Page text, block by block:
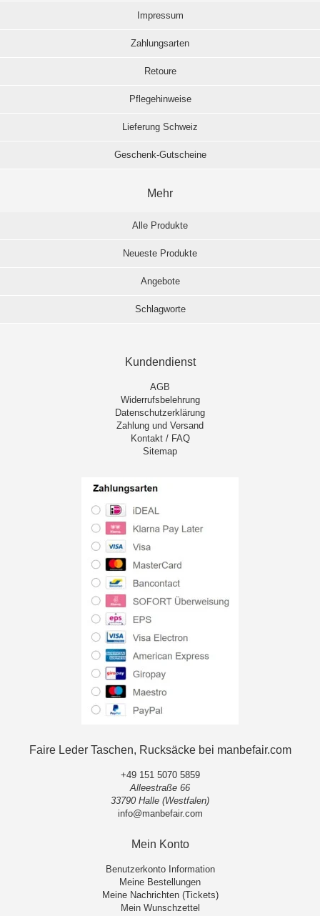
Impressum
Zahlungsarten
Retoure
Pflegehinweise
Lieferung Schweiz
Geschenk-Gutscheine
Mehr
Alle Produkte
Neueste Produkte
Angebote
Schlagworte
Kundendienst
AGB
Widerrufsbelehrung
Datenschutzerklärung
Zahlung und Versand
Kontakt / FAQ
Sitemap
Faire Leder Taschen, Rucksäcke bei manbefair.com
+49 151 5070 5859
Alleestraße 66
33790 Halle (Westfalen)
info@manbefair.com
Mein Konto
Benutzerkonto Information
Meine Bestellungen
Meine Nachrichten (Tickets)
Mein Wunschzettel